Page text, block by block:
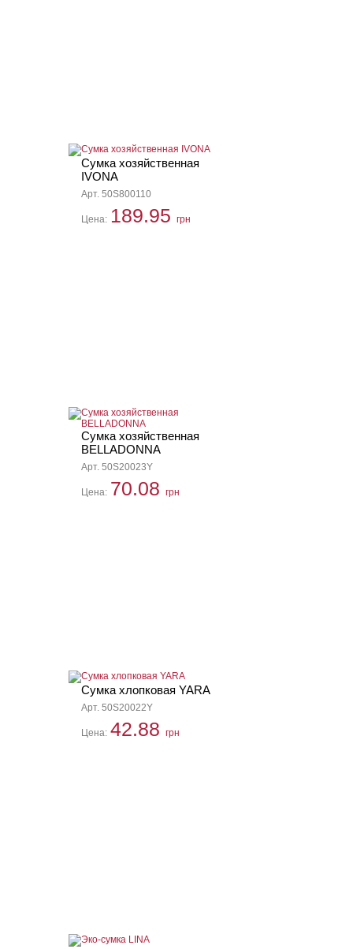
Сумка хозяйственная
IVONA
Арт. 50S800110
Цена: 189.95 грн
Сумка хозяйственная
BELLADONNA
Арт. 50S20023Y
Цена: 70.08 грн
Сумка хлопковая YARA
Арт. 50S20022Y
Цена: 42.88 грн